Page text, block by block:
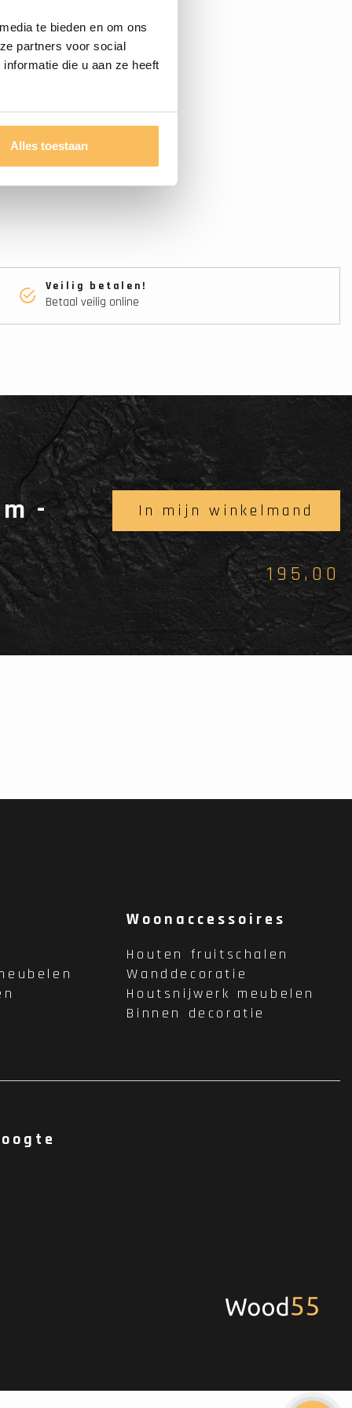
te bieden en om ons
partners voor social
die u aan ze heeft
Alles toestaan
Veilig betalen!
Betaal veilig online
- In mijn winkelmand
195,00
Woonaccessoires
Houten fruitschalen
Wanddecoratie
Houtsnijwerk meubelen
Binnen decoratie